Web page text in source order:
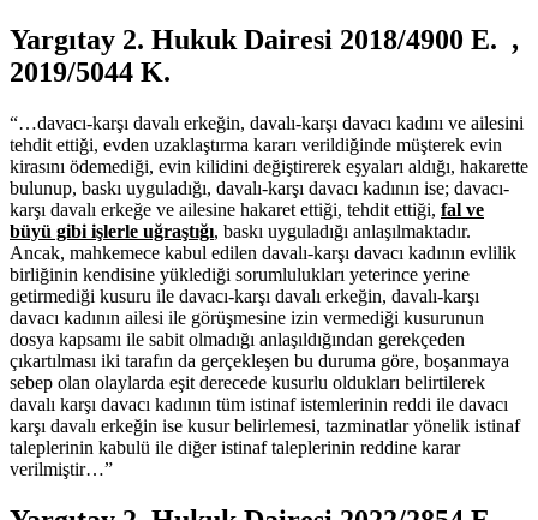
Yargıtay 2. Hukuk Dairesi 2018/4900 E. ,
2019/5044 K.
“…davacı-karşı davalı erkeğin, davalı-karşı davacı kadını ve ailesini
tehdit ettiği, evden uzaklaştırma kararı verildiğinde müşterek evin
kirasını ödemediği, evin kilidini değiştirerek eşyaları aldığı, hakarette
bulunup, baskı uyguladığı, davalı-karşı davacı kadının ise; davacı-
karşı davalı erkeğe ve ailesine hakaret ettiği, tehdit ettiği, fal ve
büyü gibi işlerle uğraştığı, baskı uyguladığı anlaşılmaktadır.
Ancak, mahkemece kabul edilen davalı-karşı davacı kadının evlilik
birliğinin kendisine yüklediği sorumlulukları yeterince yerine
getirmediği kusuru ile davacı-karşı davalı erkeğin, davalı-karşı
davacı kadının ailesi ile görüşmesine izin vermediği kusurunun
dosya kapsamı ile sabit olmadığı anlaşıldığından gerekçeden
çıkartılması iki tarafın da gerçekleşen bu duruma göre, boşanmaya
sebep olan olaylarda eşit derecede kusurlu oldukları belirtilerek
davalı karşı davacı kadının tüm istinaf istemlerinin reddi ile davacı
karşı davalı erkeğin ise kusur belirlemesi, tazminatlar yönelik istinaf
taleplerinin kabulü ile diğer istinaf taleplerinin reddine karar
verilmiştir…”